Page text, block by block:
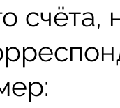
счёта,